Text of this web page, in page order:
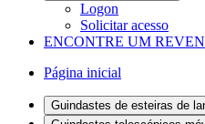
Logon
Solicitar acesso
ENCONTRE UM
Página inicial
Guindastes de esteiras de